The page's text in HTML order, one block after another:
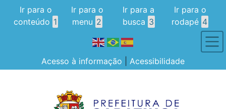
Ir para o
conteúdo 1
Ir para o
menu 2
Ir para a
busca 3
Ir para o
rodapé 4
Acesso à informação Acessibilidade